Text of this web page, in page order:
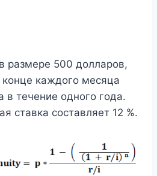
размере 500 долларов,
каждого месяца
в течение одного года.
ставка составляет 12 %.